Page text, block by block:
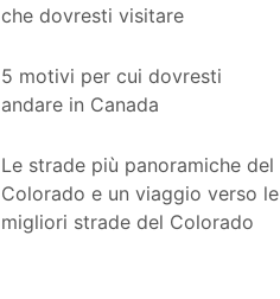
che dovresti visitare
5 motivi per cui dovresti
andare in Canada
Le strade più panoramiche del
Colorado e un viaggio verso le
migliori strade del Colorado